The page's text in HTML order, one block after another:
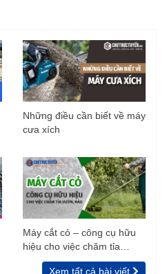
Những điều cần biết về máy
cưa xích
Máy cắt cỏ – công cụ hữu
hiệu cho việc chăm tỉa
vườn, rào
Xem tất cả bài viết